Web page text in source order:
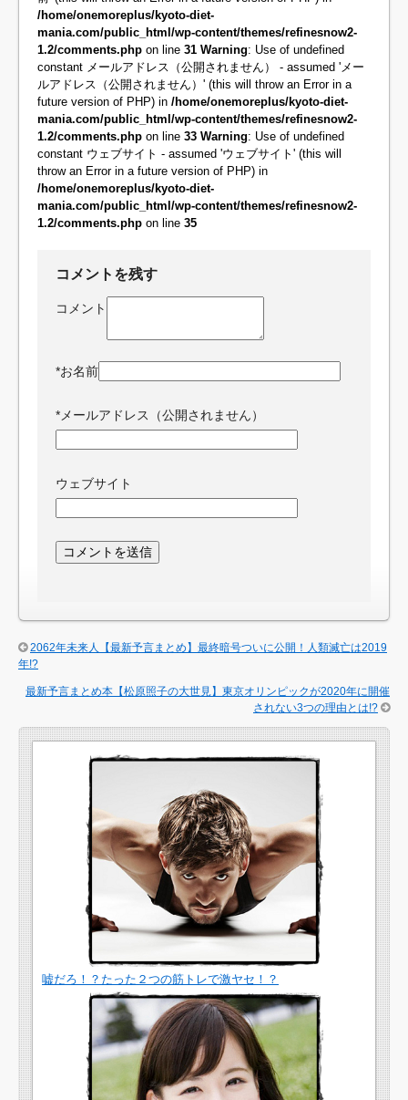
/home/onemoreplus/kyoto-diet-
mania.com/public_html/wp-content/themes/refinesnow2-
1.2/comments.php on line 31 Warning: Use of undefined
constant メールアドレス（公開されません） - assumed 'メー
ルアドレス（公開されません）' (this will throw an Error in a
future version of PHP) in /home/onemoreplus/kyoto-diet-
mania.com/public_html/wp-content/themes/refinesnow2-
1.2/comments.php on line 33 Warning: Use of undefined
constant ウェブサイト - assumed 'ウェブサイト' (this will
throw an Error in a future version of PHP) in
/home/onemoreplus/kyoto-diet-
mania.com/public_html/wp-content/themes/refinesnow2-
1.2/comments.php on line 35
コメントを残す
コメント
*お名前
* メールアドレス（公開されません）
ウェブサイト
2062年未来人【最新予言まとめ】最終暗号ついに公開！人類滅亡は2019
年!?
最新予言まとめ本【松原照子の大世見】東京オリンピックが2020年に開催
されない3つの理由とは!?
嘘だろ！？たった２つの筋トレで激ヤセ！？